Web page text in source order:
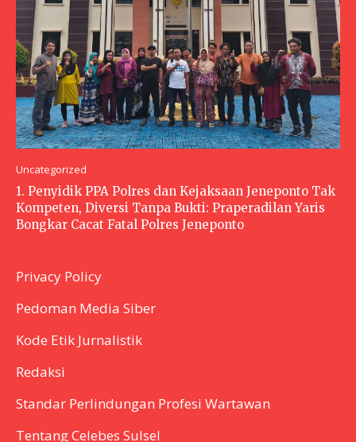
Uncategorized
1. Penyidik PPA Polres dan Kejaksaan Jeneponto Tak
Kompeten, Diversi Tanpa Bukti: Praperadilan Yaris
Bongkar Cacat Fatal Polres Jeneponto
Privacy Policy
Pedoman Media Siber
Kode Etik Jurnalistik
Redaksi
Standar Perlindungan Profesi Wartawan
Tentang Celebes Sulsel